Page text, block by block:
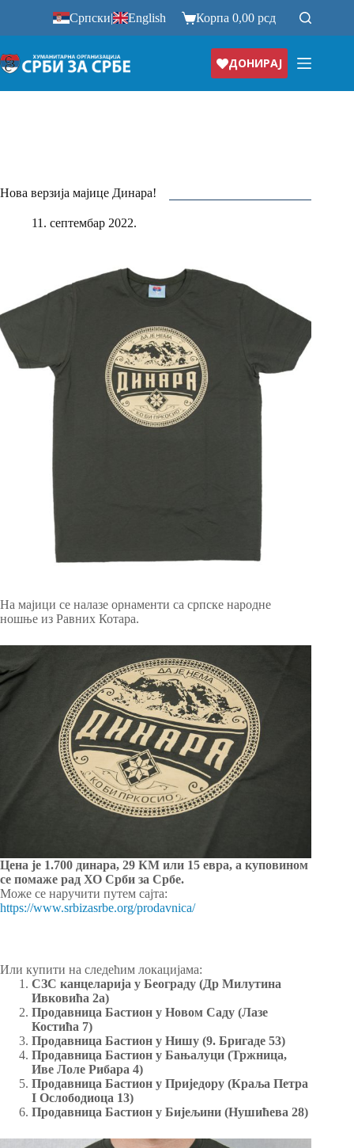
Српски| English Корпа0,00рсд
ДОНИРАЈ
Нова верзија мајице Динара!
11. септембар 2022.
На мајици се налазе орнаменти са српске народне
ношње из Равних Котара.
Цена је 1.700 динара, 29 КМ или 15 евра, а куповином
се помаже рад ХО Срби за Србе.
Може се наручити путем сајта:
https://www.srbizasrbe.org/prodavnica/
Или купити на следећим локацијама:
СЗС канцеларија у Београду (Др Милутина
Ивковића 2а)
Продавница Бастион у Новом Саду (Лазе
Костића 7)
Продавница Бастион у Нишу (9. Бригаде 53)
Продавница Бастион у Бањалуци (Тржница,
Иве Лоле Рибара 4)
Продавница Бастион у Приједору (Краља Петра
I Ослободиоца 13)
Продавница Бастион у Бијељини (Нушићева 28)